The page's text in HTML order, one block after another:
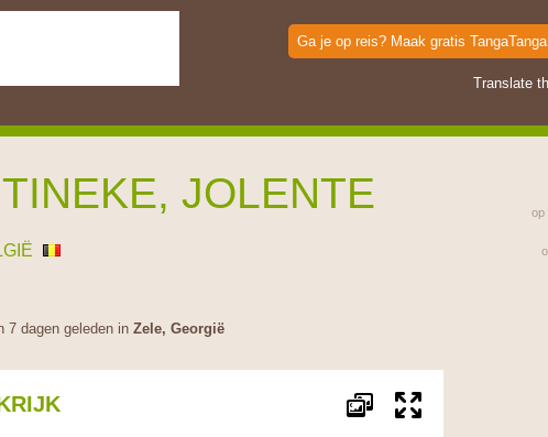
Ga je op reis? Maak gratis
Translate
JOLENTE
7 dagen geleden in Zele, Georgië
op